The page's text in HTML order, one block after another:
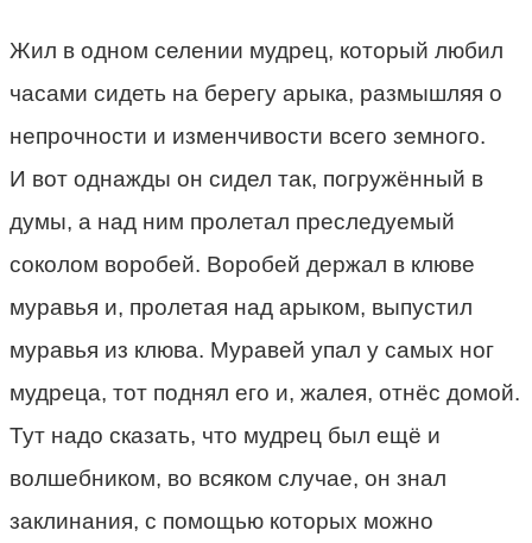
Жил в одном селении мудрец, который любил
часами сидеть на берегу арыка, размышляя о
непрочности и изменчивости всего земного.
И вот однажды он сидел так, погружённый в
думы, а над ним пролетал преследуемый
соколом воробей. Воробей держал в клюве
муравья и, пролетая над арыком, выпустил
муравья из клюва. Муравей упал у самых ног
мудреца, тот поднял его и, жалея, отнёс домой.
Тут надо сказать, что мудрец был ещё и
волшебником, во всяком случае, он знал
заклинания, с помощью которых можно